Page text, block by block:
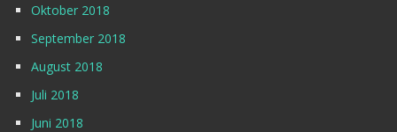
Oktober 2018
September 2018
August 2018
Juli 2018
Juni 2018